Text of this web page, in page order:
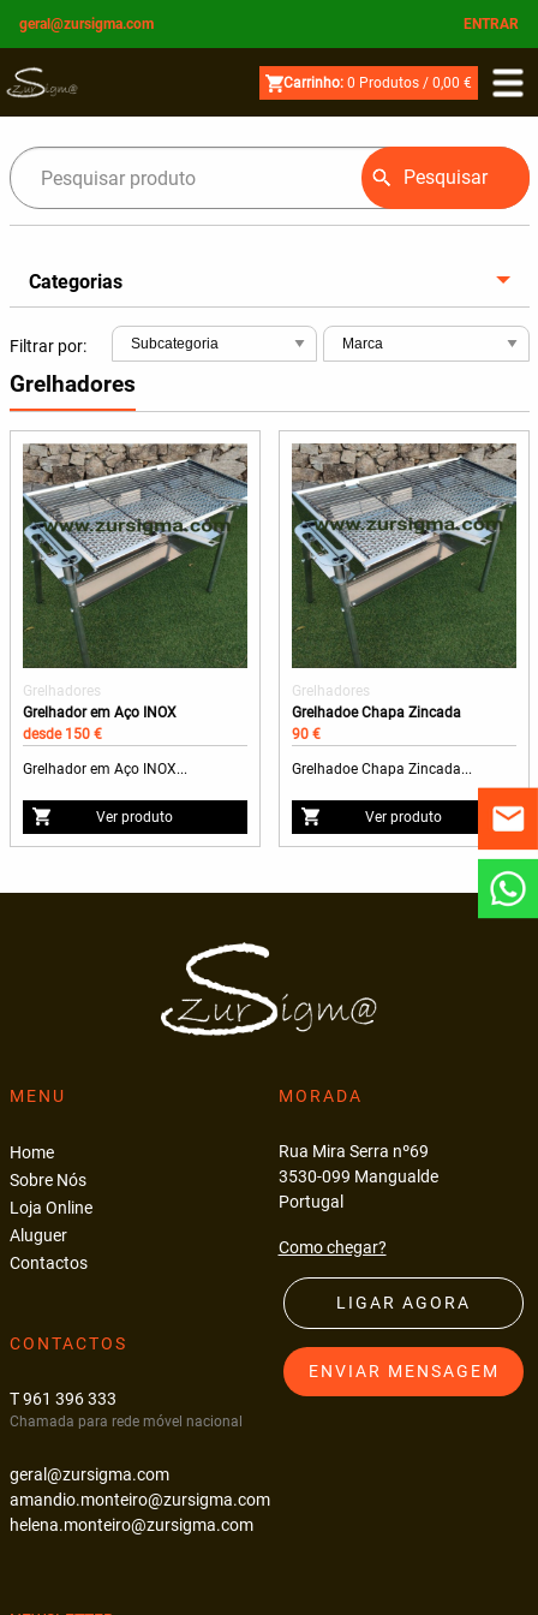
geral@zursigma.com ENTRAR
Carrinho: 0 Produtos / 0,00 €
Pesquisar
Categorias
Filtrar por:
Grelhadores
Grelhadores
Grelhador em Aço INOX
desde 150 €
Grelhador em Aço INOX...
Ver produto
Grelhadores
Grelhadoe Chapa Zincada
90 €
Grelhadoe Chapa Zincada...
Ver produto
MENU
Home
Sobre Nós
Loja Online
Aluguer
Contactos
MORADA
Rua Mira Serra nº69
3530-099 Mangualde
Portugal
Como chegar?
CONTACTOS
T 961 396 333
Chamada para rede móvel nacional
geral@zursigma.com
amandio.monteiro@zursigma.com
helena.monteiro@zursigma.com
LIGAR AGORA
ENVIAR MENSAGEM